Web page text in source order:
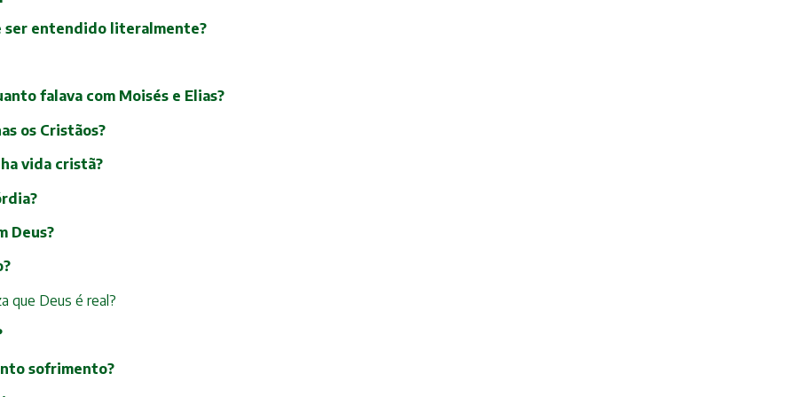
ser entendido literalmente?
falava com Moisés e Elias?
os Cristãos?
vida cristã?
Deus?
que Deus é real?
sofrimento?